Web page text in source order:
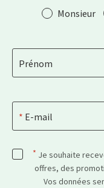
SalutationMonsieur
Prénom
E-mail
* Je souhaite
offres, des
Vos données